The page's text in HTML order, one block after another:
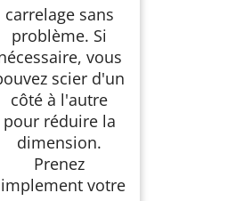
carrelage sans
problème. Si
vous
scier d'un
côté à l'autre
pour réduire la
dimension.
Prenez
votre